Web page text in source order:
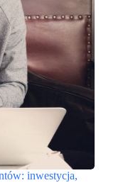
inwestycja,